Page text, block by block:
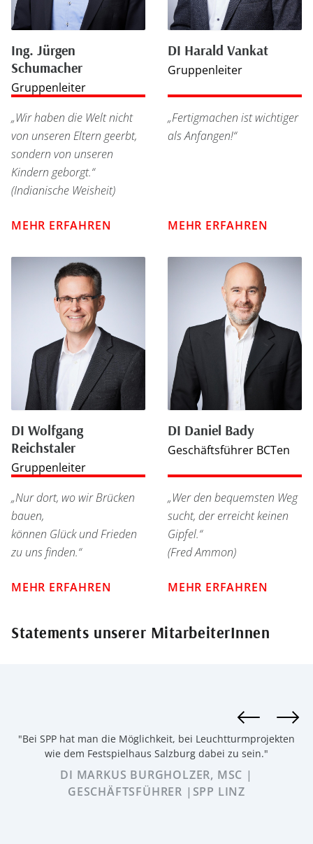
Ing. Jürgen
Schumacher
Gruppenleiter
„Wir haben die Welt nicht
von unseren Eltern geerbt,
sondern von unseren
Kindern geborgt.“
(Indianische Weisheit)
MEHR ERFAHREN
DI Harald Vankat
Gruppenleiter
„Fertigmachen ist wichtiger
als Anfangen!“
MEHR ERFAHREN
DI Wolfgang
Reichstaler
Gruppenleiter
„Nur dort, wo wir Brücken
bauen,
können Glück und Frieden
zu uns finden.“
MEHR ERFAHREN
DI Daniel Bady
Geschäftsführer BCTen
„Wer den bequemsten Weg
sucht, der erreicht keinen
Gipfel.“
(Fred Ammon)
MEHR ERFAHREN
Statements unserer MitarbeiterInnen
"Bei SPP hat man die Möglichkeit, bei Leuchtturmprojekten
wie dem Festspielhaus Salzburg dabei zu sein."
DI MARKUS BURGHOLZER, MSC |
GESCHÄFTSFÜHRER |SPP LINZ